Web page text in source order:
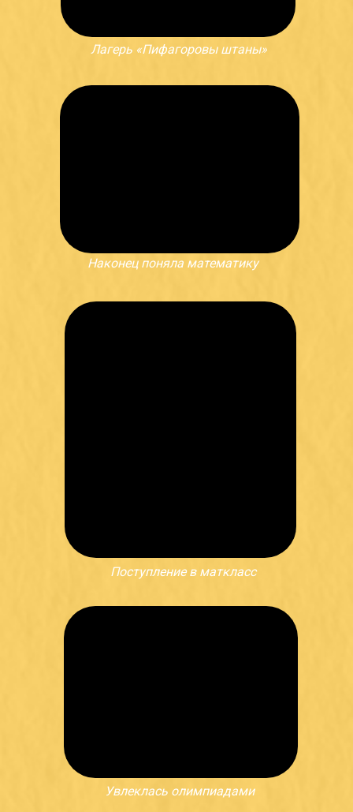
‭Лагерь «Пифагоровы штаны»
Поступление в маткласс
Наконец поняла математику
Увлеклась олимпиадами